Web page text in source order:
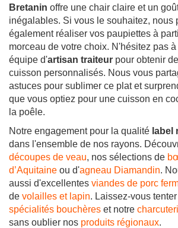
Bretanin offre une chair claire et un
inégalables. Si vous le souhaitez, nous
également réaliser vos paupiettes à
morceau de votre choix. N'hésitez pas
équipe d'artisan traiteur pour obtenir
cuisson personnalisés. Nous vous
astuces pour sublimer ce plat et
que vous optiez pour une cuisson en
la poêle.
Notre engagement pour la qualité label
dans l'ensemble de nos rayons.
découpes de veau, nos sélections de
d’Aquitaine ou d'agneau Diamandin.
aussi d'excellentes viandes de porc
de volailles et lapin. Laissez-vous
spécialités bouchères et notre
sans oublier nos produits régionaux.